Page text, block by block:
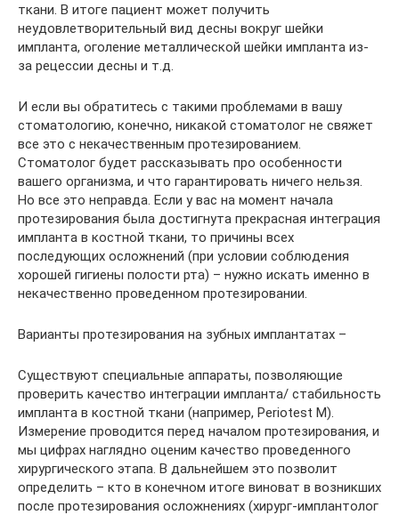
ткани. В итоге пациент может получить
неудовлетворительный вид десны вокруг шейки
импланта, оголение металлической шейки импланта из-
за рецессии десны и т.д.
И если вы обратитесь с такими проблемами в вашу
стоматологию, конечно, никакой стоматолог не свяжет
все это с некачественным протезированием.
Стоматолог будет рассказывать про особенности
вашего организма, и что гарантировать ничего нельзя.
Но все это неправда. Если у вас на момент начала
протезирования была достигнута прекрасная интеграция
импланта в костной ткани, то причины всех
последующих осложнений (при условии соблюдения
хорошей гигиены полости рта) – нужно искать именно в
некачественно проведенном протезировании.
Варианты протезирования на зубных имплантатах –
Существуют специальные аппараты, позволяющие
проверить качество интеграции импланта/ стабильность
импланта в костной ткани (например, Periotest M).
Измерение проводится перед началом протезирования, и
мы цифрах наглядно оценим качество проведенного
хирургического этапа. В дальнейшем это позволит
определить – кто в конечном итоге виноват в возникших
после протезирования осложнениях (хирург-имплантолог